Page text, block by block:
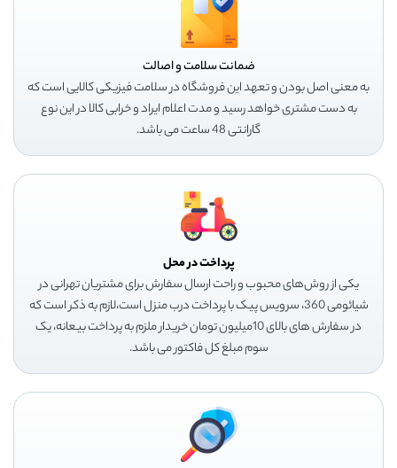
ضمانت سلامت و اصالت
به معنی اصل بودن و تعهد این فروشگاه در سلامت فیزیکی کالایی است که
به دست مشتری خواهد رسید و مدت اعلام ایراد و خرابی کالا در این نوع
گارانتی 48 ساعت می باشد.
پرداخت در محل
یکی از روش‌های محبوب و راحت ارسال سفارش برای مشتریان تهرانی در
شیائومی 360، سرویس پیک با پرداخت درب منزل است،لازم به ذکر است که
در سفارش های بالای 10میلیون تومان خریدار ملزم به پرداخت بیعانه، یک
سوم مبلغ کل فاکتور می باشد.